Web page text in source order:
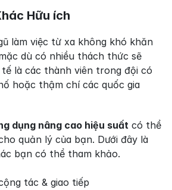
Hữu ích
làm việc từ xa không khó khăn
dù có nhiều thách thức sẽ
là các thành viên trong đội có
hoặc thậm chí các quốc gia
dụng nâng cao hiệu suất có thể
quản lý của bạn. Dưới đây là
bạn có thể tham khảo.
tác & giao tiếp